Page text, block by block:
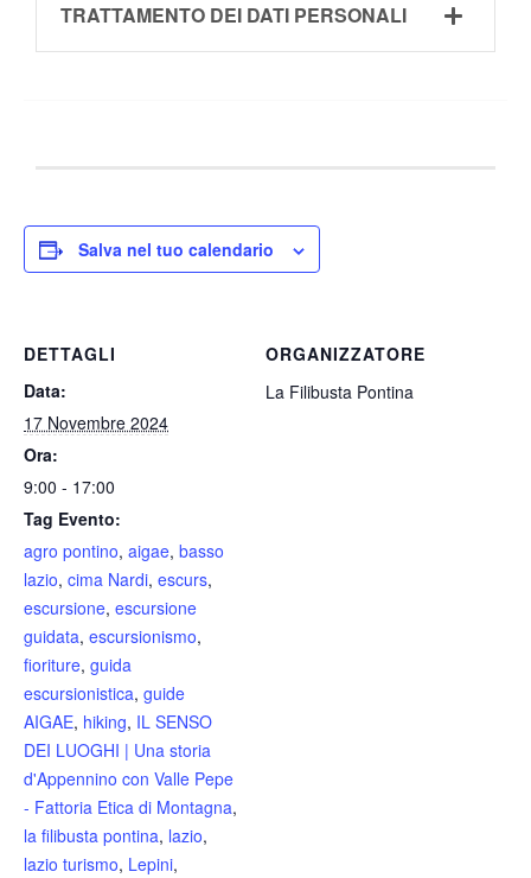
TRATTAMENTO DEI DATI PERSONALI
Salva nel tuo calendario
DETTAGLI
Data:
17 Novembre 2024
Ora:
9:00 - 17:00
Tag Evento:
agro pontino, aigae, basso
lazio, cima Nardi, escurs,
escursione, escursione
guidata, escursionismo,
fioriture, guida
escursionistica, guide
AIGAE, hiking, IL SENSO
DEI LUOGHI | Una storia
d'Appennino con Valle Pepe
- Fattoria Etica di Montagna,
la filibusta pontina, lazio,
lazio turismo, Lepini,
ORGANIZZATORE
La Filibusta Pontina